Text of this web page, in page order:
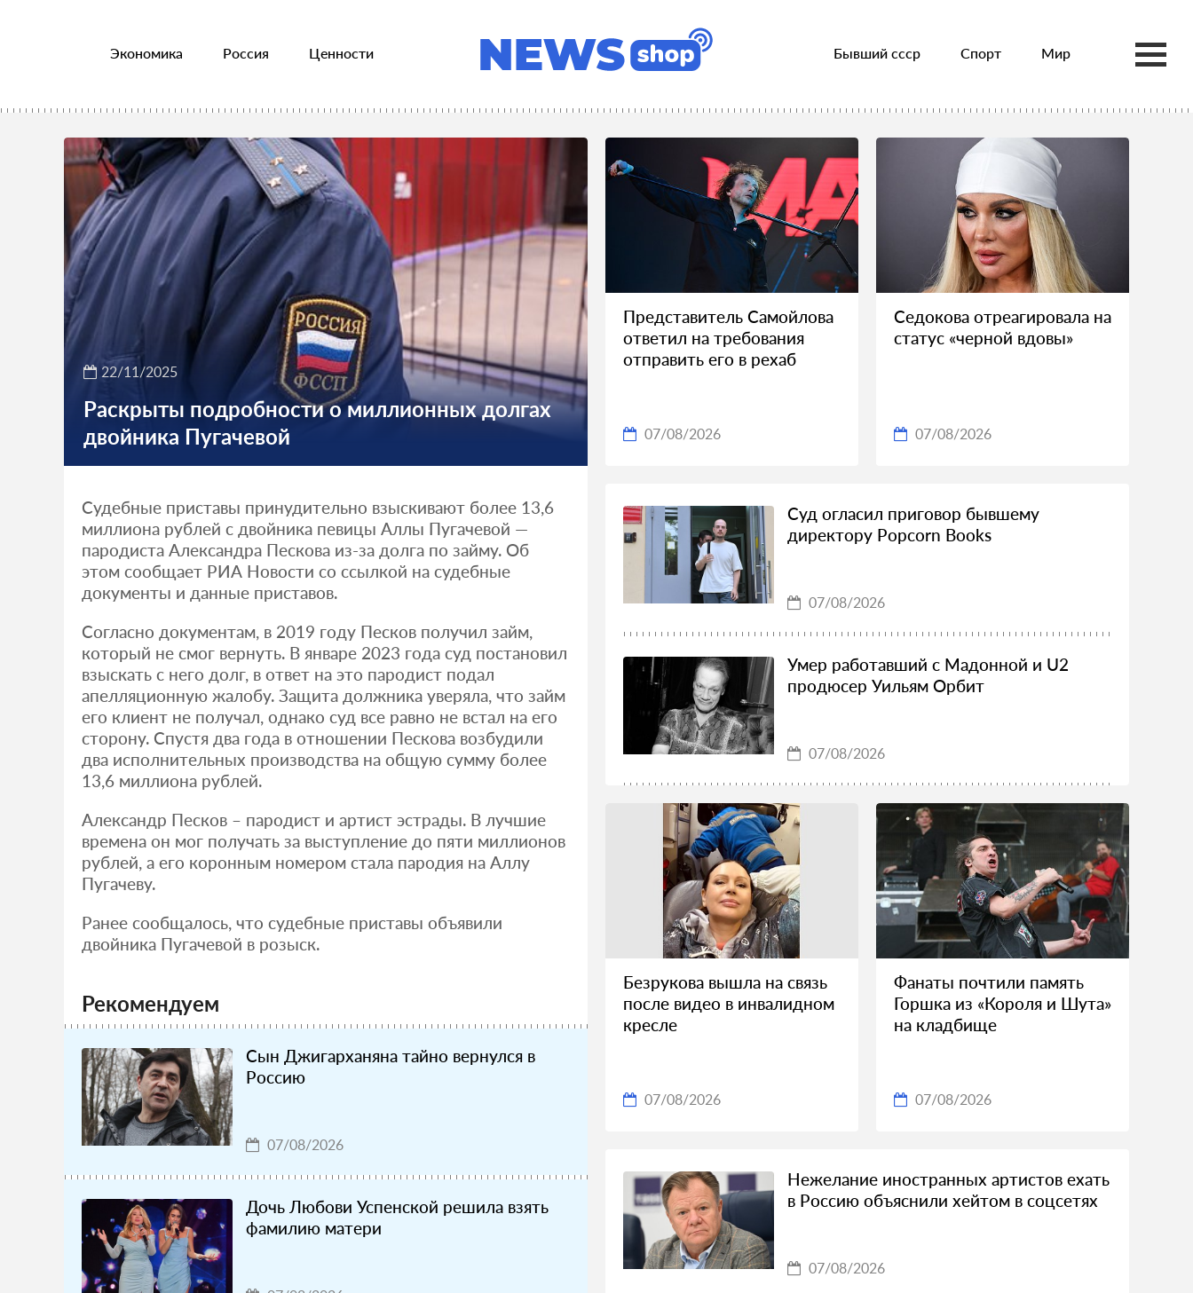
Экономика Россия Ценности Бывший ссср Спорт Мир
22/11/2025
Раскрыты подробности о миллионных долгах
двойника Пугачевой
Судебные приставы принудительно взыскивают более 13,6
миллиона рублей с двойника певицы Аллы Пугачевой —
пародиста Александра Пескова из-за долга по займу. Об
этом сообщает РИА Новости со ссылкой на судебные
документы и данные приставов.
Согласно документам, в 2019 году Песков получил займ,
который не смог вернуть. В январе 2023 года суд постановил
взыскать с него долг, в ответ на это пародист подал
апелляционную жалобу. Защита должника уверяла, что займ
его клиент не получал, однако суд все равно не встал на его
сторону. Спустя два года в отношении Пескова возбудили
два исполнительных производства на общую сумму более
13,6 миллиона рублей.
Александр Песков – пародист и артист эстрады. В лучшие
времена он мог получать за выступление до пяти миллионов
рублей, а его коронным номером стала пародия на Аллу
Пугачеву.
Ранее сообщалось, что судебные приставы объявили
двойника Пугачевой в розыск.
Рекомендуем
Сын Джигарханяна тайно вернулся в
Россию
07/08/2026
Дочь Любови Успенской решила взять
фамилию матери
Представитель Самойлова
ответил на требования
отправить его в рехаб
07/08/2026
Седокова отреагировала на
статус «черной вдовы»
07/08/2026
Суд огласил приговор бывшему
директору Popcorn Books
07/08/2026
Умер работавший с Мадонной и U2
продюсер Уильям Орбит
07/08/2026
Безрукова вышла на связь
после видео в инвалидном
кресле
07/08/2026
Фанаты почтили память
Горшка из «Короля и Шута»
на кладбище
07/08/2026
Нежелание иностранных артистов ехать
в Россию объяснили хейтом в соцсетях
07/08/2026